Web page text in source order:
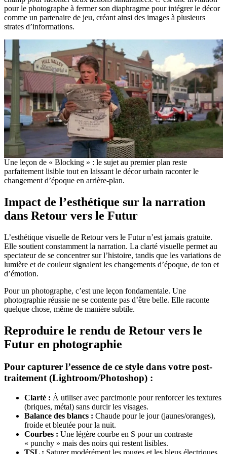
pour le photographe à fermer son diaphragme pour intégrer le décor
comme un partenaire de jeu, créant ainsi des images à plusieurs
strates d’informations.
Une leçon de « Blocking » : le sujet au premier plan reste
parfaitement lisible tout en laissant le décor urbain raconter le
changement d’époque en arrière-plan.
Impact de l’esthétique sur la narration
dans Retour vers le Futur
L’esthétique visuelle de Retour vers le Futur n’est jamais gratuite.
Elle soutient constamment la narration. La clarté visuelle permet au
spectateur de se concentrer sur l’histoire, tandis que les variations de
lumière et de couleur signalent les changements d’époque, de ton et
d’émotion.
Pour un photographe, c’est une leçon fondamentale. Une
photographie réussie ne se contente pas d’être belle. Elle raconte
quelque chose, même de manière subtile.
Reproduire le rendu de Retour vers le
Futur en photographie
Pour capturer l’essence de ce style dans votre post-
traitement (Lightroom/Photoshop) :
Clarté : À utiliser avec parcimonie pour renforcer les textures
(briques, métal) sans durcir les visages.
Balance des blancs : Chaude pour le jour (jaunes/oranges),
froide et bleutée pour la nuit.
Courbes : Une légère courbe en S pour un contraste
« punchy » mais des noirs qui restent lisibles.
TSL : Saturer modérément les rouges et les bleus électriques